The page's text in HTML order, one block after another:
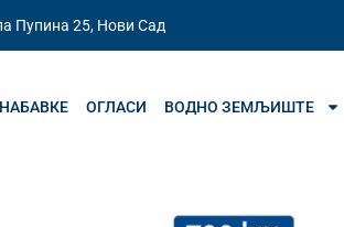
Пупина 25, Нови Сад
ОГЛАСИ ВОДНО ЗЕМЉИШТЕ